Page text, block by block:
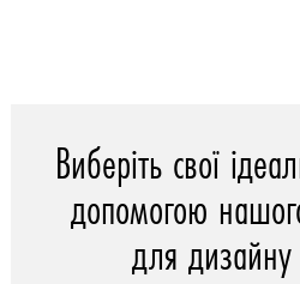
Виберіть свої
допомогою
для дизайну